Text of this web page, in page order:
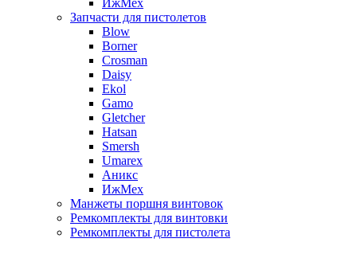
ИжМех
Запчасти для пистолетов
Blow
Borner
Crosman
Daisy
Ekol
Gamo
Gletcher
Hatsan
Smersh
Umarex
Аникс
ИжМех
Манжеты поршня винтовок
Ремкомплекты для винтовки
Ремкомплекты для пистолета